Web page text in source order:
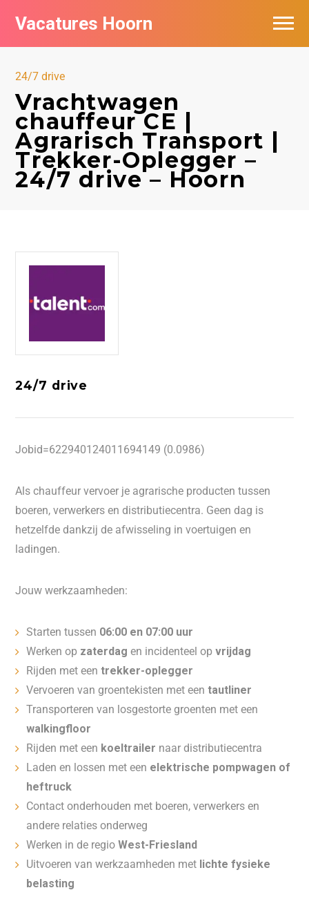
Vacatures Hoorn
24/7 drive
Vrachtwagen
chauffeur CE |
Agrarisch Transport |
Trekker-Oplegger –
24/7 drive – Hoorn
24/7 drive
Jobid=622940124011694149 (0.0986)
Als chauffeur vervoer je agrarische producten tussen
boeren, verwerkers en distributiecentra. Geen dag is
hetzelfde dankzij de afwisseling in voertuigen en
ladingen.
Jouw werkzaamheden:
Starten tussen 06:00 en 07:00 uur
Werken op zaterdag en incidenteel opvrijdag
Rijden met eentrekker-oplegger
Vervoeren van groentekisten met eentautliner
Transporteren van losgestorte groenten met een
walkingfloor
Rijden met een koeltrailer naar distributiecentra
Laden en lossen met een elektrische pompwagen of
heftruck
Contact onderhouden met boeren, verwerkers en
andere relaties onderweg
Werken in de regioWest-Friesland
Uitvoeren van werkzaamheden met lichte fysieke
belasting
Vacatures per bedrijf in Hoorn